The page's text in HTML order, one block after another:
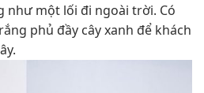
như một lối đi ngoài trời. Có
phủ đầy cây xanh để khách